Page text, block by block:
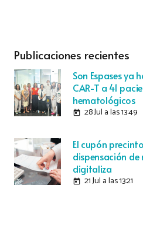
Publicaciones recientes
Son Espases
CAR-T a 41
hematológicos
today 28 Jul a las 13:49
El cupón
dispensación de
digitaliza
today 21 Jul a las 13:21